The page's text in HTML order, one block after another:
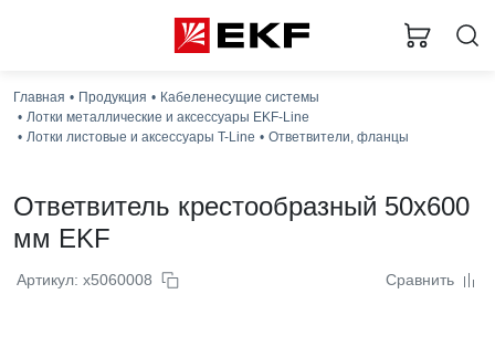
Главная Продукция
Кабеленесущие системы
Лотки металлические и аксессуары EKF-Line
Лотки листовые и аксессуары T-Line
Ответвители, фланцы
Ответвитель крестообразный 50x600
мм EKF
Артикул: x5060008 Сравнить